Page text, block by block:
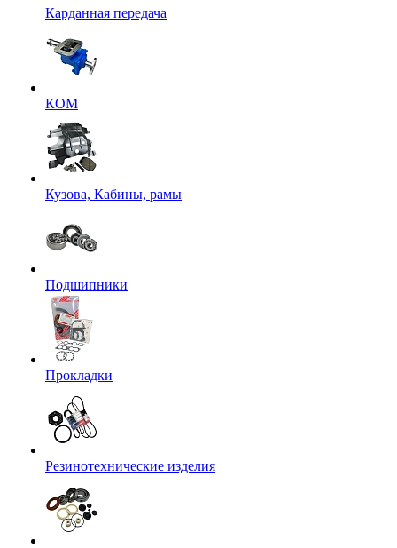
Карданная передача
КОМ
Кузова, Кабины, рамы
Подшипники
Прокладки
Резинотехнические изделия